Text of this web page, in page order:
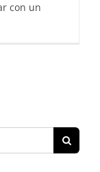
con un